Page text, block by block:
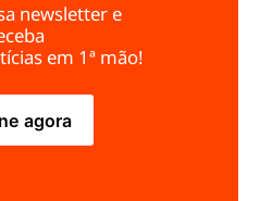
newsletter e
em 1ª mão!
agora